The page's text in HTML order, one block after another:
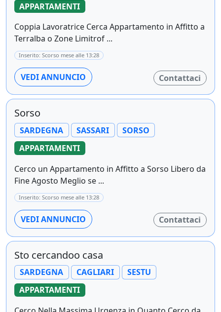
APPARTAMENTI
Coppia Lavoratrice Cerca Appartamento in Affitto a
Terralba o Zone Limitrof ...
Inserito: Scorso mese alle 13:28
VEDI ANNUNCIO Contattaci
Sorso
SARDEGNA SASSARI
SORSO
APPARTAMENTI
Cerco un Appartamento in Affitto a Sorso Libero da
Fine Agosto Meglio se ...
Inserito: Scorso mese alle 13:28
VEDI ANNUNCIO Contattaci
Sto cercandoo casa
SARDEGNA CAGLIARI
SESTU
APPARTAMENTI